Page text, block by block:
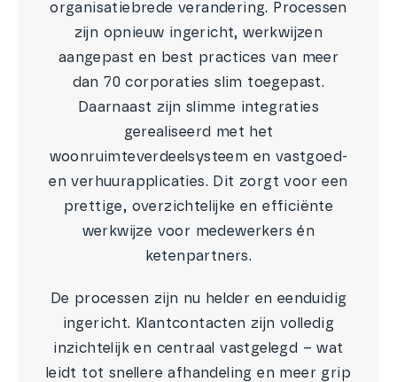
organisatiebrede verandering. Processen
zijn opnieuw ingericht, werkwijzen
aangepast en best practices van meer
dan 70 corporaties slim toegepast.
Daarnaast zijn slimme integraties
gerealiseerd met het
woonruimteverdeelsysteem en vastgoed-
en verhuurapplicaties. Dit zorgt voor een
prettige, overzichtelijke en efficiënte
werkwijze voor medewerkers én
ketenpartners.
De processen zijn nu helder en eenduidig
ingericht. Klantcontacten zijn volledig
inzichtelijk en centraal vastgelegd – wat
leidt tot snellere afhandeling en meer grip